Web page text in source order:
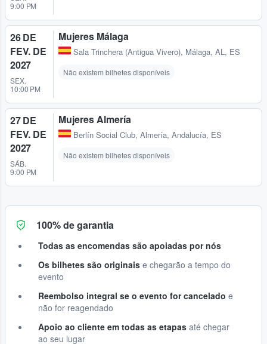
9:00 PM
26 DE
FEV. DE
2027
SEX.
10:00 PM
Mujeres Málaga
Sala Trinchera (Antigua Vivero), Málaga, AL, ES
Não existem bilhetes disponíveis
27 DE
FEV. DE
2027
SÁB.
9:00 PM
Mujeres Almería
Berlín Social Club, Almería, Andalucía, ES
Não existem bilhetes disponíveis
100% de garantia
Todas as encomendas são apoiadas por nós
Os bilhetes são originais e chegarão a tempo do
evento
Reembolso integral se o evento for cancelado e
não for reagendado
Apoio ao cliente em todas as etapas até chegar
ao seu lugar